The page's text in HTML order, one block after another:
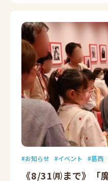
お知らせ イベント 葛西
《8/31㈪まで》「